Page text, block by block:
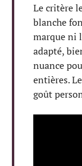
Le critère
blanche
marque ni
adapté,
nuance
entières.
goût